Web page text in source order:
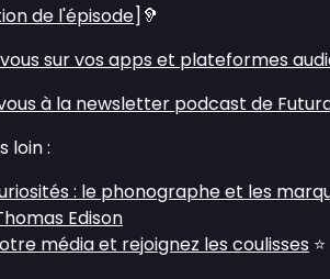
de l'épisode]🦻
sur vos apps et plateformes
à la newsletter podcast de
loin :
: le phonographe et les
Edison
média et rejoignez les coulisses ⭐